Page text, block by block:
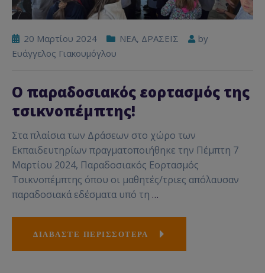
20 Μαρτίου 2024 NEA, ΔΡΑΣΕΙΣ
by
Ευάγγελος Γιακουμόγλου
Ο παραδοσιακός εορτασμός της
τσικνοπέμπτης!
Στα πλαίσια των Δράσεων στο χώρο των
Εκπαιδευτηρίων πραγματοποιήθηκε την Πέμπτη 7
Μαρτίου 2024, Παραδοσιακός Εορτασμός
Τσικνοπέμπτης όπου οι μαθητές/τριες απόλαυσαν
παραδοσιακά εδέσματα υπό τη …
ΔΙΑΒΑΣΤΕ ΠΕΡΙΣΣΟΤΕΡΑ